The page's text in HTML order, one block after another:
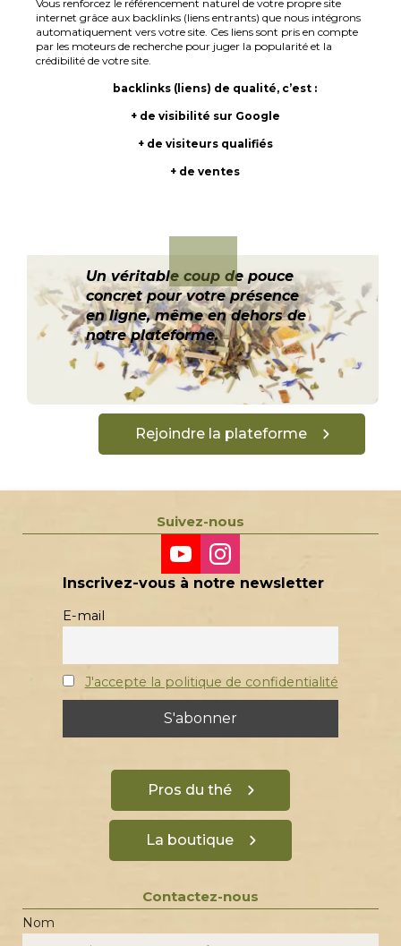
Vous renforcez le référencement naturel de votre propre site
internet grâce aux backlinks (liens entrants) que nous intégrons
automatiquement vers votre site. Ces liens sont pris en compte
par les moteurs de recherche pour juger la popularité et la
crédibilité de votre site.
backlinks (liens) de qualité, c’est :
+ de visibilité sur Google
+ de visiteurs qualifiés
+ de ventes
Un véritable coup de pouce
concret pour votre présence
en ligne, même en dehors de
notre plateforme.
Rejoindre la plateforme
Suivez-nous
Inscrivez-vous à notre newsletter
E-mail
J'accepte la politique de confidentialité
Pros du thé
La boutique
Contactez-nous
Nom